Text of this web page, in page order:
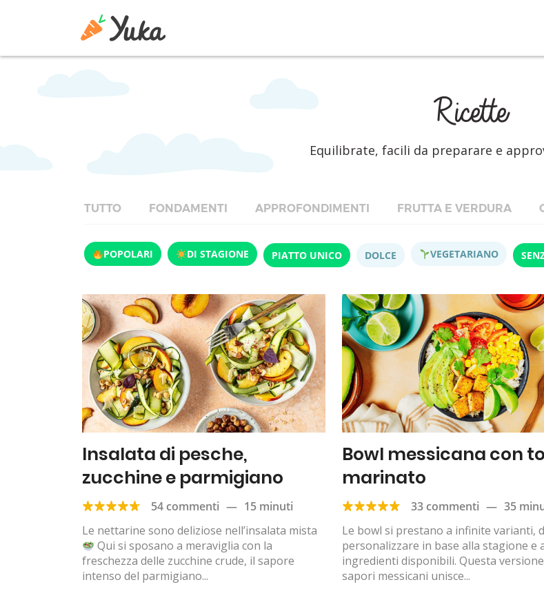
Ricette
Equilibrate, facili da preparare e
TUTTO FONDAMENTI APPROFONDIMENTI FRUTTA E VERDURA
POPOLARI DI STAGIONE PIATTO UNICO DOLCE VEGETARIANO
Insalata di pesche,
zucchine e parmigiano
54 commenti — 15 minuti
Le nettarine sono deliziose nell’insalata mista
Qui si sposano a meraviglia con la
freschezza delle zucchine crude, il sapore
intenso del parmigiano...
Bowl messicana con
marinato
33 commenti — 35
Le bowl si prestano a infinite varianti,
personalizzare in base alla stagione e
ingredienti disponibili. Questa
sapori messicani unisce...